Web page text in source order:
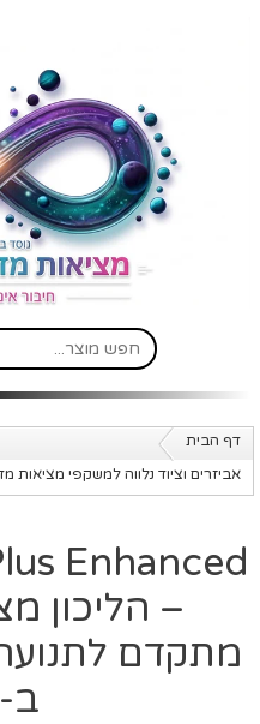
דף הבית
אביזרים וציוד נלווה למשקפי מציאות
Enhanced
– הליכון
מתקדם
ב-VR